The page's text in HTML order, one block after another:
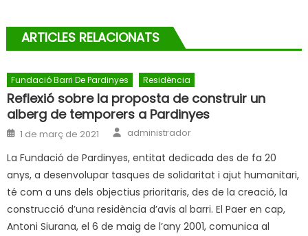
ARTICLES RELACIONATS
Fundació Barri De Pardinyes Residència
Reflexió sobre la proposta de construir un
alberg de temporers a Pardinyes
Posted
on
1 de març de 2021 Author
administrador
La Fundació de Pardinyes, entitat dedicada des de fa 20
anys, a desenvolupar tasques de solidaritat i ajut humanitari,
té com a uns dels objectius prioritaris, des de la creació, la
construcció d’una residència d’avis al barri. El Paer en cap,
Antoni Siurana, el 6 de maig de l’any 2001, comunica al